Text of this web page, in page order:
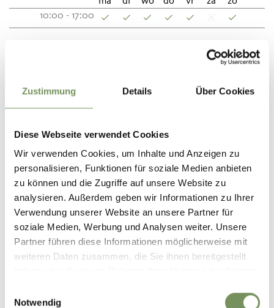
Zustimmung Details Über Cookies
Diese Webseite verwendet Cookies
Wir verwenden Cookies, um Inhalte und Anzeigen zu
personalisieren, Funktionen für soziale Medien anbieten
zu können und die Zugriffe auf unsere Website zu
analysieren. Außerdem geben wir Informationen zu Ihrer
Verwendung unserer Website an unsere Partner für
soziale Medien, Werbung und Analysen weiter. Unsere
Partner führen diese Informationen möglicherweise mit
weiteren Daten zusammen, die Sie ihnen bereitgestellt
Notwendig
10:00 - 17:00
10:00 - 17:00
06.11. - 31.03.
Contact
info@obstbaumuseum.it
www.obstbaumuseum.it